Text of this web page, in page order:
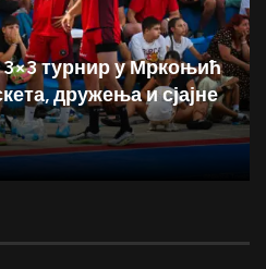
турнир у Мркоњић
дружења и сјајне